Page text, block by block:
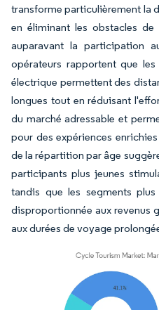
transforme particulièrement la
en éliminant les obstacles
auparavant la participation
opérateurs rapportent que
électrique permettent des
longues tout en réduisant
du marché adressable et
pour des expériences
de la répartition par âge
participants plus jeunes
tandis que les segments
disproportionnée aux revenus
aux durées de voyage